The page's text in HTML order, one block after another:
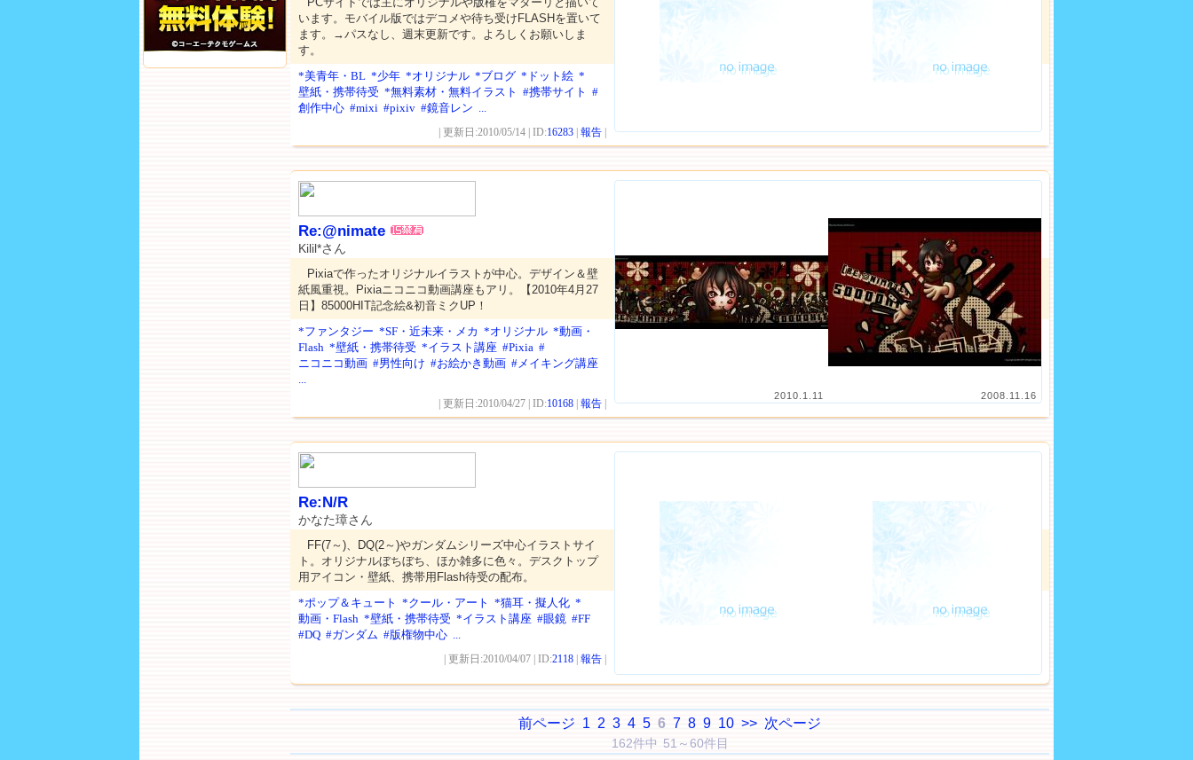
います。モバイル版ではデコメや待ち受けFLASHを置いて
ます。→パスなし、週末更新です。よろしくお願いしま
す。
*美青年・BL *少年 *オリジナル *ブログ *ドット絵 *
壁紙・携帯待受 *無料素材・無料イラスト #携帯サイト #
創作中心 #mixi #pixiv #鏡音レン ...
| 更新日:2010/05/14 | ID:16283 報告
2010.1.11 2008.11.16
Re:@nimate
Kilil*さん
Pixiaで作ったオリジナルイラストが中心。デザイン＆壁
紙風重視。Pixiaニコニコ動画講座もアリ。【2010年4月27
日】85000HIT記念絵&初音ミクUP！
*ファンタジー *SF・近未来・メカ *オリジナル *動画・
Flash *壁紙・携帯待受 *イラスト講座 #Pixia #
ニコニコ動画 #男性向け #お絵かき動画 #メイキング講座
...
| 更新日:2010/04/27 | ID:10168 報告
Re:N/R
かなた璋さん
FF(7～)、DQ(2～)やガンダムシリーズ中心イラストサイ
ト。オリジナルぼちぼち、ほか雑多に色々。デスクトップ
用アイコン・壁紙、携帯用Flash待受の配布。
*ポップ＆キュート *クール・アート *猫耳・擬人化 *
動画・Flash *壁紙・携帯待受 *イラスト講座 #眼鏡 #FF
#DQ #ガンダム #版権物中心 ...
| 更新日:2010/04/07 | ID:2118 報告
前ページ 1 2 3 4 5 6 7 8 9 10 >> 次ページ
162件中 51～60件目